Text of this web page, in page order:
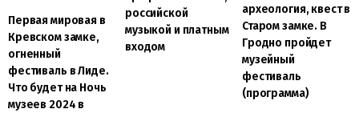
Первая мировая в
Кревском замке,
огненный
фестиваль в Лиде.
Что будет на Ночь
музеев 2024 в
российской
музыкой и платным
входом
археология, квест в
Старом замке. В
Гродно пройдет
музейный
фестиваль
(программа)